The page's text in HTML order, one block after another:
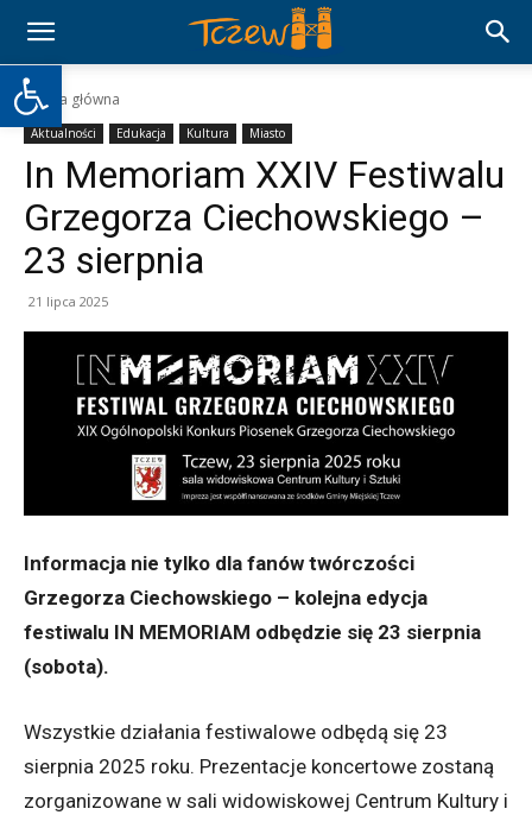
Otwórz pasek narzędzi
Strona główna
Aktualności Edukacja Kultura Miasto
In Memoriam XXIV Festiwalu
Grzegorza Ciechowskiego –
23 sierpnia
21 lipca 2025
Informacja nie tylko dla fanów twórczości
Grzegorza Ciechowskiego – kolejna edycja
festiwalu IN MEMORIAM odbędzie się 23 sierpnia
(sobota).
Wszystkie działania festiwalowe odbędą się 23
sierpnia 2025 roku. Prezentacje koncertowe zostaną
zorganizowane w sali widowiskowej Centrum Kultury i